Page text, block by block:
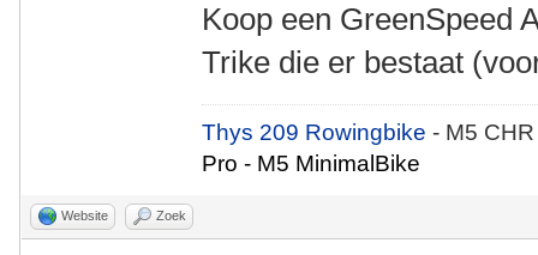
Koop een GreenSpeed
Trike die er bestaat
Thys 209 Rowingbike- M5
Pro - M5 MinimalBike
Website Zoek